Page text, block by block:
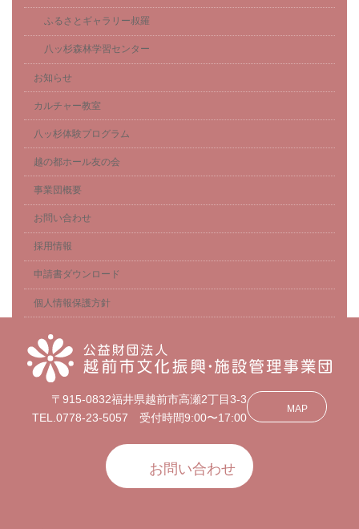
ふるさとギャラリー叔羅
八ッ杉森林学習センター
お知らせ
カルチャー教室
八ッ杉体験プログラム
越の都ホール友の会
事業団概要
お問い合わせ
採用情報
申請書ダウンロード
個人情報保護方針
〒915-0832福井県越前市高瀬2丁目3-3
TEL.0778-23-5057 受付時間9:00〜17:00
MAP
お問い合わせ